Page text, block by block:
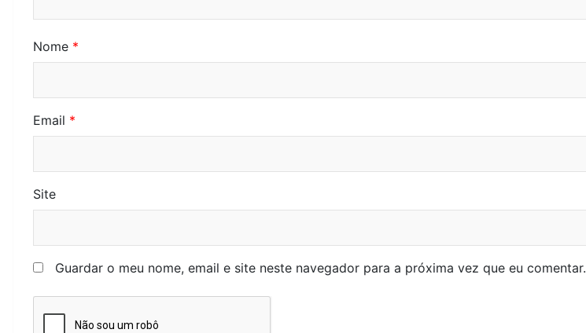
Nome *
Email *
Site
Guardar o meu nome, email e site neste navegador para a próxima vez que eu comentar.